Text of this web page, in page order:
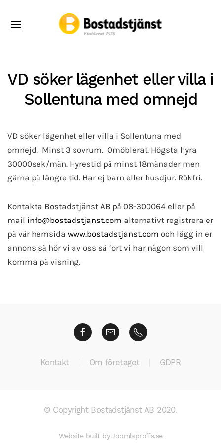
VD söker lägenhet eller villa i
Sollentuna med omnejd
VD söker lägenhet eller villa i Sollentuna med
omnejd. Minst 3 sovrum. Omöblerat. Högsta hyra
30000sek/mån. Hyrestid på minst 18månader men
gärna på längre tid. Har ej barn eller husdjur. Rökfri.
Kontakta Bostadstjänst AB på 08-300064 eller på
mail info@bostadstjanst.com alternativt registrera er
på vår hemsida www.bostadstjanst.com och lägg in er
annons så hör vi av oss så fort vi har någon som vill
komma på visning.
Kontakt Om företaget GDPR
© Copyright Bostadstjänst AB 2020.
Website built byJoomlaproffs.se